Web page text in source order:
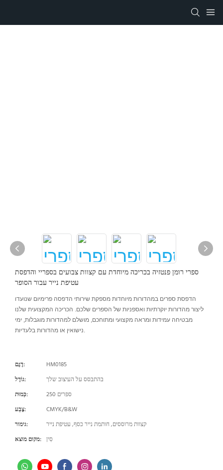
ספרי רומן פנטזיה בכריכה מיוחדת עם קצוות צבועים בספריי והדפסת
עטיפת נייר עבור הסופר
הדפסת ספרים במהדורות מיוחדות מספקת שירותי הדפסה פרימיום שנועדו
ליצור מהדורות יוקרתיות ואספניות של הספרים שלכם. הכריכה המקצועית שלנו
מבטיחה עמידות ומראה מקצועי ומתוחכם, מושלם למהדורות מוגבלות, ימי
נישואין או מהדורות בלעדיות.
דֶגֶם:
HM0185
גוֹדֶל:
בהתבסס על העיצוב שלך
כַּמוּת:
250 ספרים
צֶבַע:
CMYK/B&W
גימור:
קצוות מרוססים, חותמת נייר כסף, עטיפת נייר
מקום מוצא: סִין